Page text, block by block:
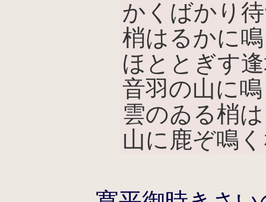
かくばかり
梢はるかに
ほととぎす
音羽の山に
雲のゐる梢
山に鹿ぞ鳴